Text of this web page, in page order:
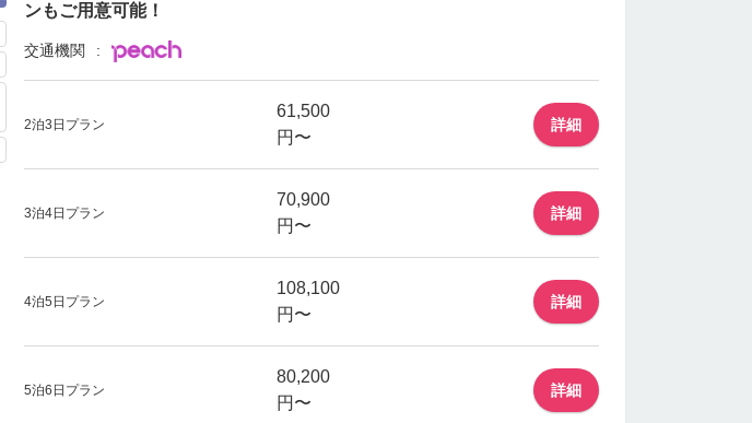
ンもご用意可能！
交通機関
2泊3日プラン
61,500
円〜
詳細
3泊4日プラン
70,900
円〜
詳細
4泊5日プラン
108,100
円〜
詳細
5泊6日プラン
80,200
円〜
詳細